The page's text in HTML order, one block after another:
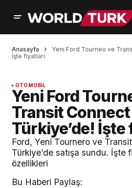
Anasayfa
Yeni Ford Tourneo ve
İşte fiyatları
OTOMOBİL
Yeni Ford
Transit Connect
Türkiye’de! İşte
Ford, Yeni Tournero ve
Türkiye’de satışa sundu. İşte
özellikleri
Bu Haberi Paylaş: